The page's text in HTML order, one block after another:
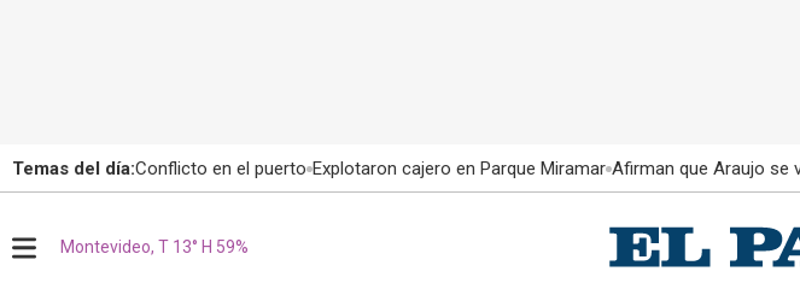
Temas del día:Conflicto en el puerto Explotaron cajero en Parque Miramar Afirman que Araujo se
Montevideo, T 13° H 59%